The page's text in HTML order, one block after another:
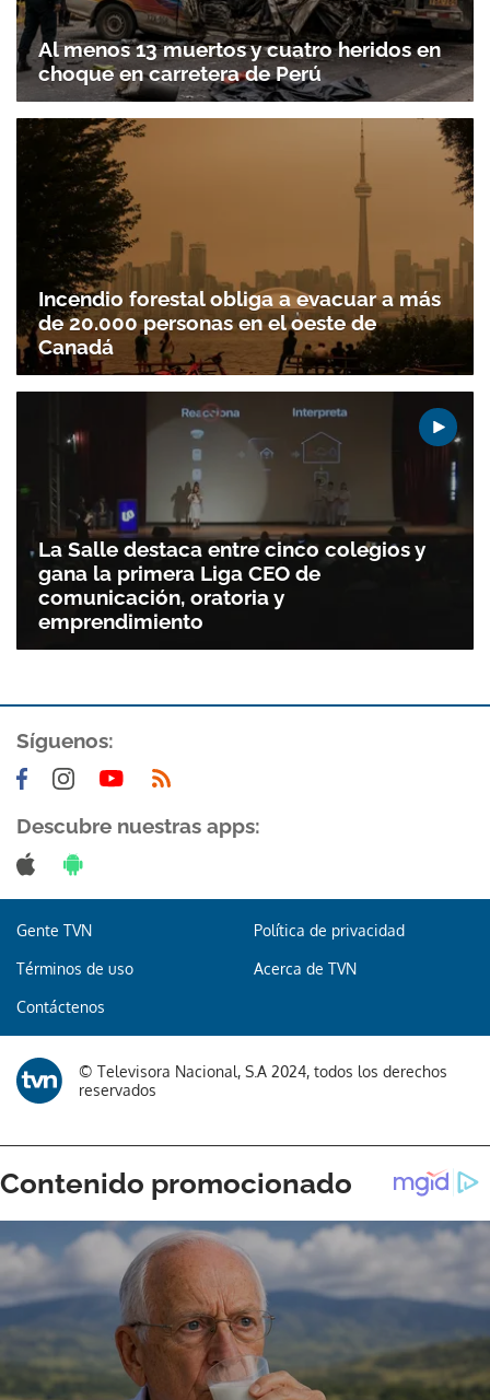
Gracias por suscribirte a nuestro boletín.
ACEPTAR
Al menos 13 muertos y cuatro heridos en
choque en carretera de Perú
Incendio forestal obliga a evacuar a más
de 20.000 personas en el oeste de
Canadá
La Salle destaca entre cinco colegios y
gana la primera Liga CEO de
comunicación, oratoria y
emprendimiento
Síguenos:
Descubre nuestras apps:
Gente TVN Política de privacidad
Términos de uso Acerca de TVN
Contáctenos
© Televisora Nacional, S.A 2024, todos los derechos
reservados